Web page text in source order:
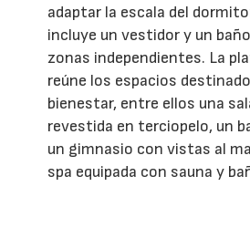
adaptar la escala del
incluye un vestidor y un
zonas independientes. La
reúne los espacios
bienestar, entre ellos una
revestida en terciopelo, un
un gimnasio con vistas al
spa equipada con sauna y